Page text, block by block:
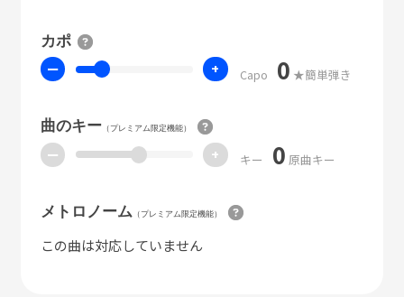
カポ
ー + Capo 0 ★簡単弾き
曲のキー（プレミアム限定機能）
ー + キー 0 原曲キー
メトロノーム （プレミアム限定機能）
この曲は対応していません